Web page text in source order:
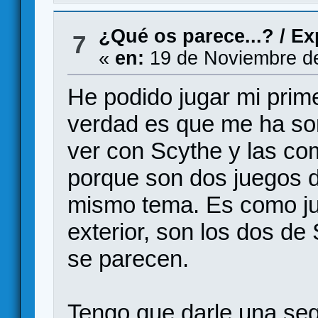
7 ¿Qué os parece...? /
« en: 19 de Noviembre
He podido jugar mi
verdad es que me ha
ver con Scythe y las
porque son dos juegos
mismo tema. Es como
exterior, son los dos de
se parecen.
Tengo que darle una